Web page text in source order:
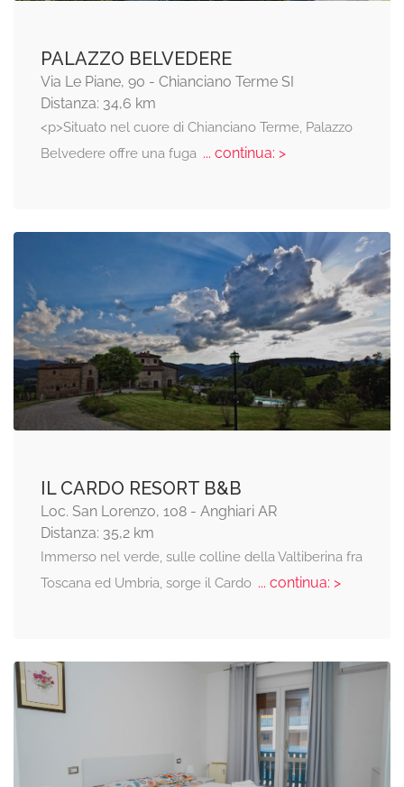
PALAZZO BELVEDERE
Via Le Piane, 90 - Chianciano Terme SI
Distanza: 34,6 km
<p>Situato nel cuore di Chianciano Terme, Palazzo
Belvedere offre una fuga... continua: >
IL CARDO RESORT B&B
Loc. San Lorenzo, 108 - Anghiari AR
Distanza: 35,2 km
Immerso nel verde, sulle colline della Valtiberina fra
Toscana ed Umbria, sorge il Cardo... continua: >